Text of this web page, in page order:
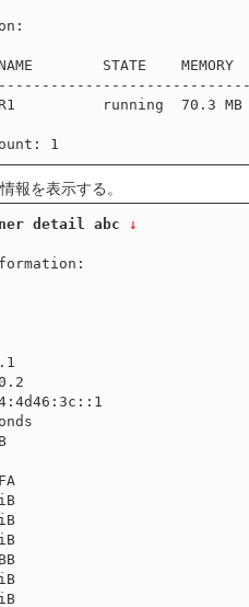
報を表示する。
detail abc ↓